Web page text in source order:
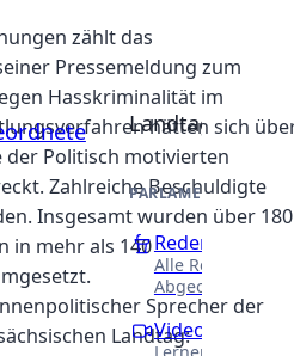
Landtag
PARLAMENTARISCHE
Reden
Alle Reden
Abgeordneten.
Videothek
zählt das
Pressemeldung zum
Hasskriminalität im
hätten sich
der Politisch motivierten
Zahlreiche Beschuldigte
Insgesamt wurden über 180
in mehr als 140
Sprecher der
Landtag: